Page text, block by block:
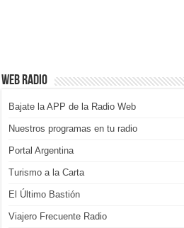
WEB RADIO
Bajate la APP de la Radio Web
Nuestros programas en tu radio
Portal Argentina
Turismo a la Carta
El Último Bastión
Viajero Frecuente Radio